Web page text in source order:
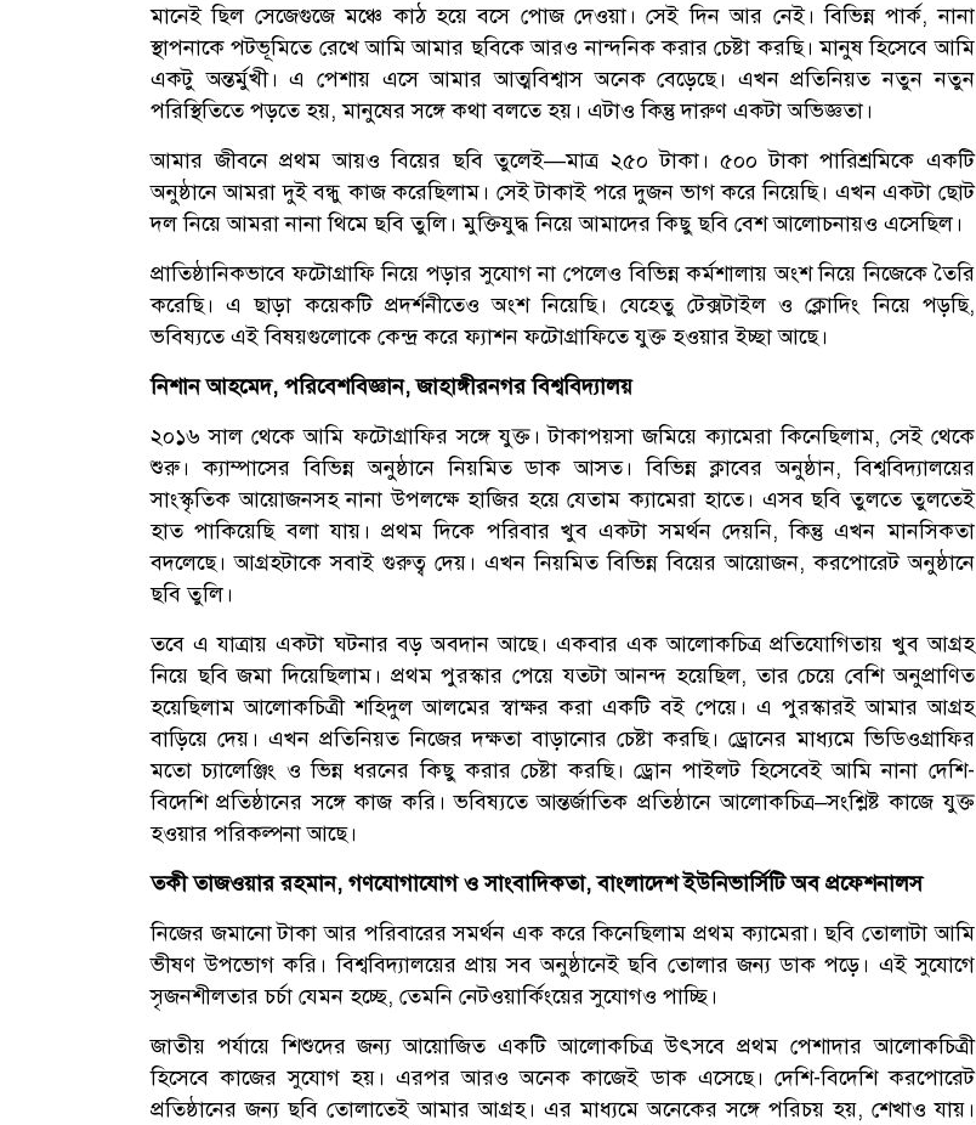
মানেই ছিল সেজেগুজে মঞ্চে কাঠ হয়ে বসে পোজ দেওয়া। সেই দিন আর নেই। বিভিন্ন পার্ক, নানা
স্থাপনাকে পটভূমিতে রেখে আমি আমার ছবিকে আরও নান্দনিক করার চেষ্টা করছি। মানুষ হিসেবে আমি
একটু অন্তর্মুখী। এ পেশায় এসে আমার আত্মবিশ্বাস অনেক বেড়েছে। এখন প্রতিনিয়ত নতুন নতুন
পরিস্থিতিতে পড়তে হয়, মানুষের সঙ্গে কথা বলতে হয়। এটাও কিন্তু দারুণ একটা অভিজ্ঞতা।
আমার জীবনে প্রথম আয়ও বিয়ের ছবি তুলেই—মাত্র ২৫০ টাকা। ৫০০ টাকা পারিশ্রমিকে একটি
অনুষ্ঠানে আমরা দুই বন্ধু কাজ করেছিলাম। সেই টাকাই পরে দুজন ভাগ করে নিয়েছি। এখন একটা ছোট
দল নিয়ে আমরা নানা থিমে ছবি তুলি। মুক্তিযুদ্ধ নিয়ে আমাদের কিছু ছবি বেশ আলোচনায়ও এসেছিল।
প্রাতিষ্ঠানিকভাবে ফটোগ্রাফি নিয়ে পড়ার সুযোগ না পেলেও বিভিন্ন কর্মশালায় অংশ নিয়ে নিজেকে তৈরি
করেছি। এ ছাড়া কয়েকটি প্রদর্শনীতেও অংশ নিয়েছি। যেহেতু টেক্সটাইল ও ক্লোদিং নিয়ে পড়ছি,
ভবিষ্যতে এই বিষয়গুলোকে কেন্দ্র করে ফ্যাশন ফটোগ্রাফিতে যুক্ত হওয়ার ইচ্ছা আছে।
নিশান আহমেদ, পরিবেশবিজ্ঞান, জাহাঙ্গীরনগর বিশ্ববিদ্যালয়
২০১৬ সাল থেকে আমি ফটোগ্রাফির সঙ্গে যুক্ত। টাকাপয়সা জমিয়ে ক্যামেরা কিনেছিলাম, সেই থেকে
শুরু। ক্যাম্পাসের বিভিন্ন অনুষ্ঠানে নিয়মিত ডাক আসত। বিভিন্ন ক্লাবের অনুষ্ঠান, বিশ্ববিদ্যালয়ের
সাংস্কৃতিক আয়োজনসহ নানা উপলক্ষে হাজির হয়ে যেতাম ক্যামেরা হাতে। এসব ছবি তুলতে তুলতেই
হাত পাকিয়েছি বলা যায়। প্রথম দিকে পরিবার খুব একটা সমর্থন দেয়নি, কিন্তু এখন মানসিকতা
বদলেছে। আগ্রহটাকে সবাই গুরুত্ব দেয়। এখন নিয়মিত বিভিন্ন বিয়ের আয়োজন, করপোরেট অনুষ্ঠানে
ছবি তুলি।
তবে এ যাত্রায় একটা ঘটনার বড় অবদান আছে। একবার এক আলোকচিত্র প্রতিযোগিতায় খুব আগ্রহ
নিয়ে ছবি জমা দিয়েছিলাম। প্রথম পুরস্কার পেয়ে যতটা আনন্দ হয়েছিল, তার চেয়ে বেশি অনুপ্রাণিত
হয়েছিলাম আলোকচিত্রী শহিদুল আলমের স্বাক্ষর করা একটি বই পেয়ে। এ পুরস্কারই আমার আগ্রহ
বাড়িয়ে দেয়। এখন প্রতিনিয়ত নিজের দক্ষতা বাড়ানোর চেষ্টা করছি। ড্রোনের মাধ্যমে ভিডিওগ্রাফির
মতো চ্যালেঞ্জিং ও ভিন্ন ধরনের কিছু করার চেষ্টা করছি। ড্রোন পাইলট হিসেবেই আমি নানা দেশি-
বিদেশি প্রতিষ্ঠানের সঙ্গে কাজ করি। ভবিষ্যতে আন্তর্জাতিক প্রতিষ্ঠানে আলোকচিত্র–সংশ্লিষ্ট কাজে যুক্ত
হওয়ার পরিকল্পনা আছে।
তকী তাজওয়ার রহমান, গণযোগাযোগ ও সাংবাদিকতা, বাংলাদেশ ইউনিভার্সিটি অব প্রফেশনালস
নিজের জমানো টাকা আর পরিবারের সমর্থন এক করে কিনেছিলাম প্রথম ক্যামেরা। ছবি তোলাটা আমি
ভীষণ উপভোগ করি। বিশ্ববিদ্যালয়ের প্রায় সব অনুষ্ঠানেই ছবি তোলার জন্য ডাক পড়ে। এই সুযোগে
সৃজনশীলতার চর্চা যেমন হচ্ছে, তেমনি নেটওয়ার্কিংয়ের সুযোগও পাচ্ছি।
জাতীয় পর্যায়ে শিশুদের জন্য আয়োজিত একটি আলোকচিত্র উৎসবে প্রথম পেশাদার আলোকচিত্রী
হিসেবে কাজের সুযোগ হয়। এরপর আরও অনেক কাজেই ডাক এসেছে। দেশি-বিদেশি করপোরেট
প্রতিষ্ঠানের জন্য ছবি তোলাতেই আমার আগ্রহ। এর মাধ্যমে অনেকের সঙ্গে পরিচয় হয়, শেখাও যায়।